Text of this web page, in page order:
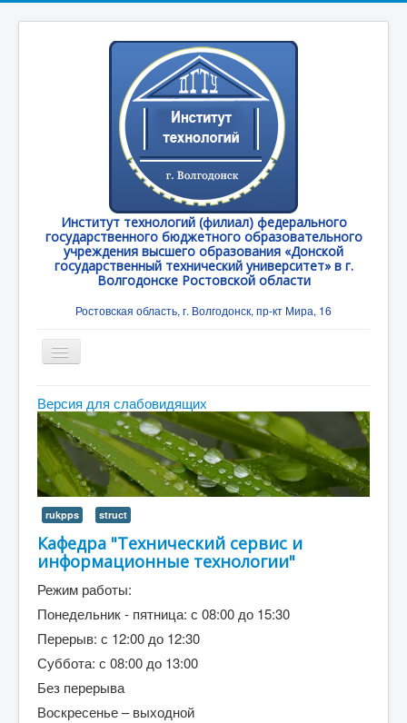
Институт технологий (филиал) федерального
государственного бюджетного образовательного
учреждения высшего образования «Донской
государственный технический университет» в г.
Волгодонске Ростовской области
Ростовская область, г. Волгодонск, пр-кт Мира, 16
Toggle
Navigation
Главная
Абитуриенту
Студенту
ДПО
Выпускнику
Сотруднику
Противодействие терроризму и экстремизму
Инклюзивное образование
Blog
About
Author Login
Версия для слабовидящих
rukpps struct
Кафедра "Технический сервис и
информационные технологии"
Режим работы:
Понедельник - пятница: с 08:00 до 15:30
Перерыв: с 12:00 до 12:30
Суббота: с 08:00 до 13:00
Без перерыва
Воскресенье – выходной